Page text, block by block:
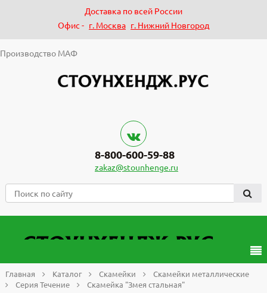
Доставка по всей России
Офис - г. Москва г. Нижний Новгород
Производство МАФ
8-800-600-59-88
zakaz@stounhenge.ru
Главная Каталог Скамейки
Скамейки металлические
Серия Течение
Скамейка "Змея стальная"